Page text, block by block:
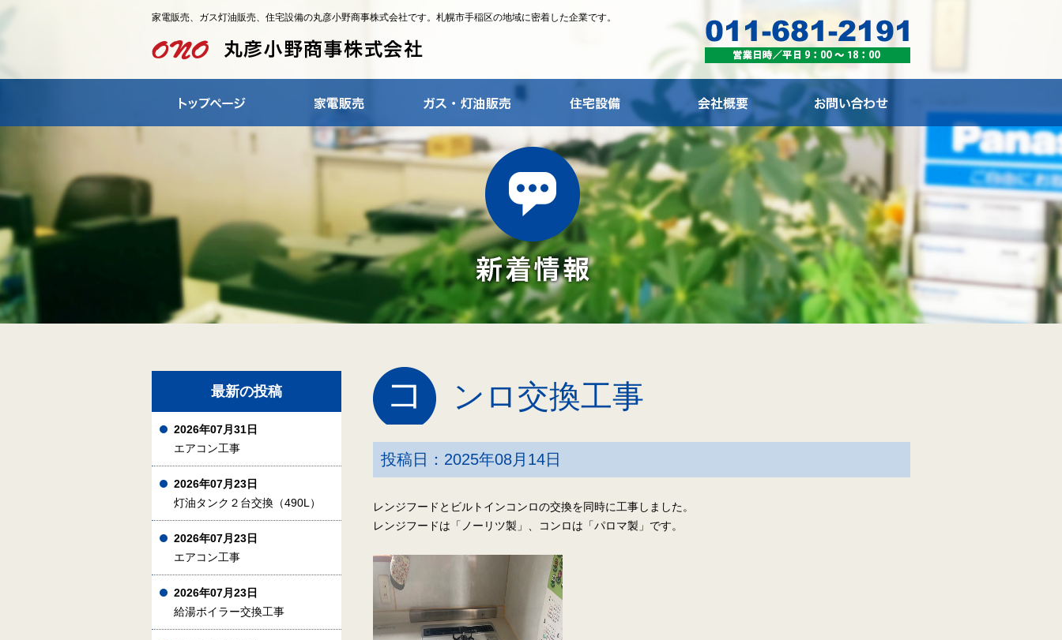
家電販売、ガス灯油販売、住宅設備の丸彦小野商事株式会社です。札幌市手稲区の地域に密着した企業です。
コ ンロ交換工事
投稿日：2025年08月14日
レンジフードとビルトインコンロの交換を同時に工事しました。
レンジフードは「ノーリツ製」、コンロは「パロマ製」です。
最新の投稿
2026年07月31日
エアコン工事
2026年07月23日
灯油タンク２台交換（490L）
2026年07月23日
エアコン工事
2026年07月23日
給湯ボイラー交換工事